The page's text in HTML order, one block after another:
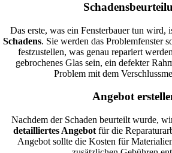
Das erste, was ein Fensterbauer tun wird,
Schadens. Sie werden das Problemfenster
festzustellen, was genau repariert
gebrochenes Glas sein, ein defekter
Problem mit dem
Angebot
Nachdem der Schaden beurteilt wurde,
detailliertes Angebotfür die
Angebot sollte die Kosten für